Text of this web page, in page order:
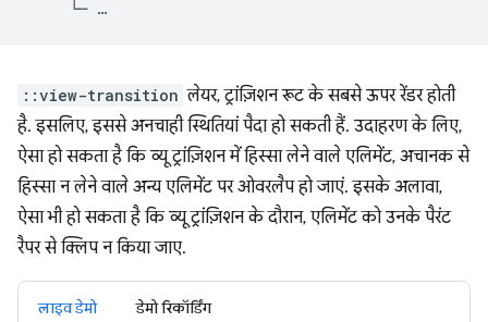
::view-transition लेयर, ट्रांज़िशन रूट के सबसे ऊपर रेंडर होती
है. इसलिए, इससे अनचाही स्थितियां पैदा हो सकती हैं. उदाहरण के लिए,
ऐसा हो सकता है कि व्यू ट्रांज़िशन में हिस्सा लेने वाले एलिमेंट, अचानक से
हिस्सा न लेने वाले अन्य एलिमेंट पर ओवरलैप हो जाएं. इसके अलावा,
ऐसा भी हो सकता है कि व्यू ट्रांज़िशन के दौरान, एलिमेंट को उनके पैरंट
रैपर से क्लिप न किया जाए.
लाइव डेमो डेमो रिकॉर्डिंग